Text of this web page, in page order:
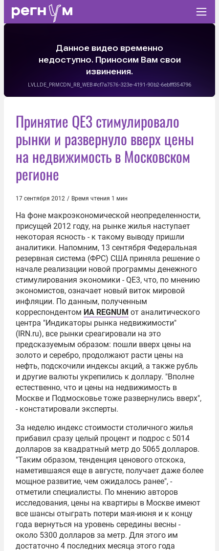
Принятие QE3 стимулировало
рынки и развернуло вверх цены
на недвижимость в Московском
регионе
17 сентября 2012 / Время чтения 1 мин
На фоне макроэкономической неопределенности,
присущей 2012 году, на рынке жилья наступает
некоторая ясность - к такому выводу пришли
аналитики. Напомним, 13 сентября Федеральная
резервная система (ФРС) США приняла решение о
начале реализации новой программы денежного
стимулирования экономики - QE3, что, по мнению
экономистов, означает новый виток мировой
инфляции. По данным, полученным
корреспондентом ИА REGNUM от аналитического
центра "Индикаторы рынка недвижимости"
(IRN.ru), все рынки среагировали на это
предсказуемым образом: пошли вверх цены на
золото и серебро, продолжают расти цены на
нефть, подскочили индексы акций, а также рубль
и другие валюты укрепились к доллару. "Вполне
естественно, что и цены на недвижимость в
Москве и Подмосковье тоже развернулись вверх",
- констатировали эксперты.
За неделю индекс стоимости столичного жилья
прибавил сразу целый процент и подрос с 5014
долларов за квадратный метр до 5065 долларов.
"Таким образом, тенденция ценового отскока,
наметившаяся еще в августе, получает даже более
мощное развитие, чем ожидалось ранее", -
отметили специалисты. По мнению авторов
исследования, цены на квартиры в Москве имеют
все шансы отыграть потери мая-июня и к концу
года вернуться на уровень середины весны -
около 5300 долларов за метр. Для этого им
достаточно 4 последних месяца этого года